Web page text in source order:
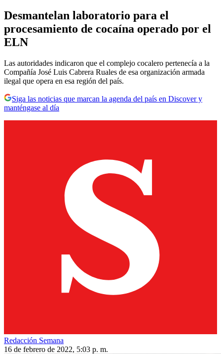
Desmantelan laboratorio para el
procesamiento de cocaína operado por el
ELN
Las autoridades indicaron que el complejo cocalero pertenecía a la
Compañía José Luis Cabrera Ruales de esa organización armada
ilegal que opera en esa región del país.
Siga las noticias que marcan la agenda del país en Discover y
manténgase al día
Redacción Semana
16 de febrero de 2022, 5:03 p. m.